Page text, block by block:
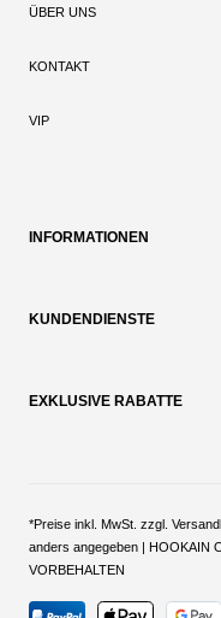
ÜBER UNS
KONTAKT
VIP
INFORMATIONEN
KUNDENDIENSTE
EXKLUSIVE RABATTE
*Preise inkl. MwSt. zzgl.
anders angegeben | HOOKAIN
VORBEHALTEN